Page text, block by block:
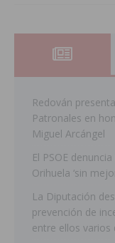
Redován
Patronales en
Miguel Arcángel
El PSOE
Orihuela ‘sin
La Diputación
prevención de
entre ellos varios